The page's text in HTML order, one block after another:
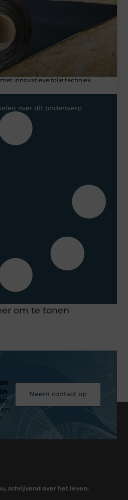
innovatieve folie techniek
over dit onderwerp
om te tonen
Neem contact op
schrijvend over het leven.